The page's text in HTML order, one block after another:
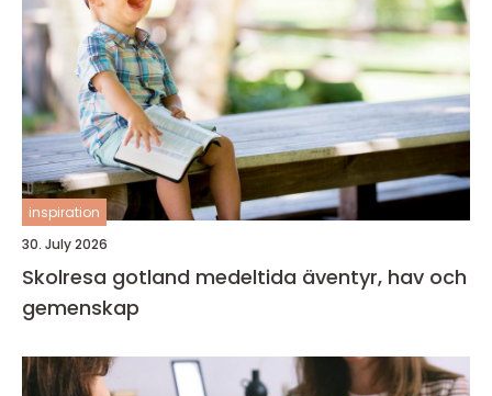
inspiration
30. July 2026
Skolresa gotland medeltida äventyr, hav och
gemenskap